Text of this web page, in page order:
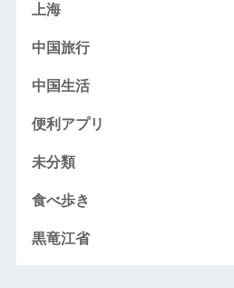
上海
中国旅行
中国生活
便利アプリ
未分類
食べ歩き
黒竜江省